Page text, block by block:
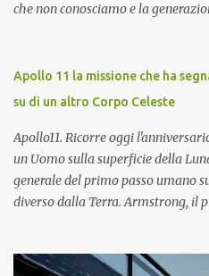
che non conosciamo e la
quanto trattasi di uno dei più
ottenuto il Premio Nobel per la
Vita della Repubblica Italiana ).
di ricerca sull'energia, l'ambiente e
spagnolo simile all'italiano ENEA,
ricerca in campo energetico, dove
Apollo 11 la missione che ha
su di un altro Corpo Celeste
Apollo11. Ricorre oggi
un Uomo sulla superficie della
generale del primo passo umano
diverso dalla Terra. Armstrong, il
per un uomo. Un grande balzo per